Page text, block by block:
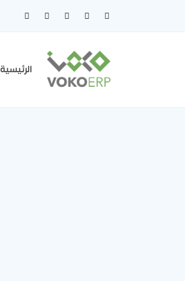
الرئيسية